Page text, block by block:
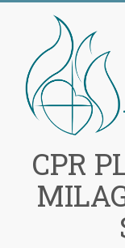
contenido
CPR